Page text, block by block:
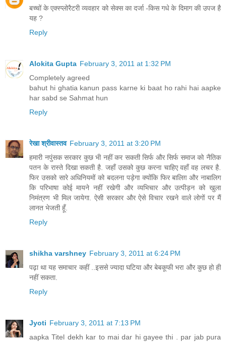
बच्चों के एक्स्प्लोरैटरी व्यवहार को सेक्स का दर्जा -किस गधे के दिमाग की उपज है
यह ?
Reply
Alokita Gupta February 3, 2011 at 1:32 PM
Completely agreed
bahut hi ghatia kanun pass karne ki baat ho rahi hai aapke
har sabd se Sahmat hun
Reply
रेखा श्रीवास्तव February 3, 2011 at 3:20 PM
हमारी नपुंसक सरकार कुछ भी नहीं कर सकती सिर्फ और सिर्फ समाज को नैतिक
पतन के रास्ते दिखा सकती है. जहाँ उसको कुछ करना चाहिए वहाँ वह लचर है.
फिर उसको सारे अधिनियमों को बदलना पड़ेगा क्योंकि फिर बालिग़ और नाबालिग
कि परिभाषा कोई मायने नहीं रखेगी और व्यभिचार और उत्पीड़न को खुला
निमंत्रण भी मिल जायेगा. ऐसी सरकार और ऐसे विचार रखने वाले लोगों पर मैं
लानत भेजती हूँ.
Reply
shikha varshney February 3, 2011 at 6:24 PM
पढ़ा था यह समाचार कहीं ..इससे ज्यादा घटिया और बेबकूफी भरा और कुछ हो ही
नहीं सकता.
Reply
Jyoti February 3, 2011 at 7:13 PM
aapka Titel dekh kar to mai dar hi gayee thi . par jab pura